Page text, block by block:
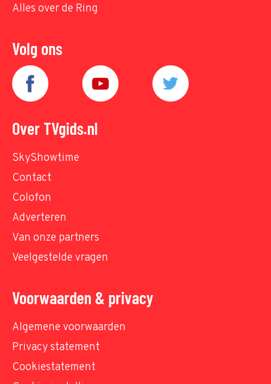
Alles over de Ring
Volg ons
Over TVgids.nl
SkyShowtime
Contact
Colofon
Adverteren
Van onze partners
Veelgestelde vragen
Voorwaarden & privacy
Algemene voorwaarden
Privacy statement
Cookiestatement